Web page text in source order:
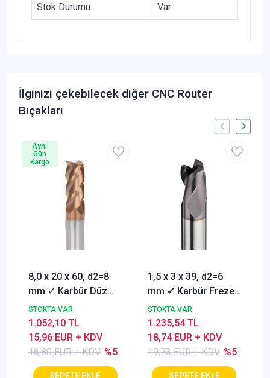
Stok Durumu Var
İlginizi çekebilecek diğer CNC Router
Bıçakları
8,0 x 20 x 60, d2=8
mm ✓ Karbür Düz
Freze, Parmak freze
ucu Z=4,TiSiN
Kaplamalı
STOKTA VAR
16,80 EUR + KDV %5
15,96 EUR + KDV
1.052,10 TL
Aynı
Gün
Kargo
1,5 x 3 x 39, d2=6
mm ✔ Karbür Freze
ucu, Z=3, Kaplamalı,
30°
STOKTA VAR
19,73 EUR + KDV %5
18,74 EUR + KDV
1.235,54 TL